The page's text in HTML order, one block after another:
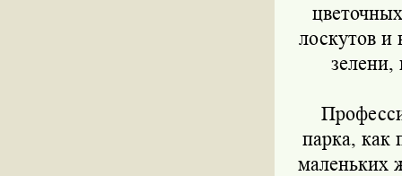
лоскутов и
парка, как
маленьких